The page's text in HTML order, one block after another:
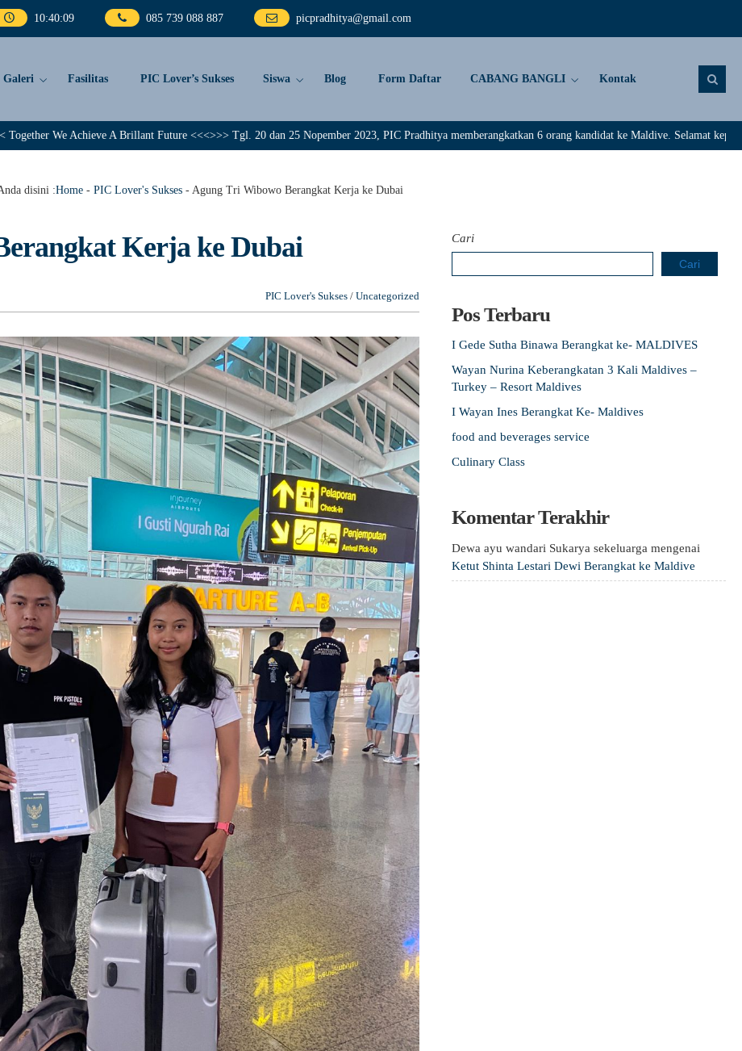
10:40:10 085 739 088 887 picpradhitya@gmail.com
Galeri Fasilitas PIC Lover’s Sukses Siswa Blog Form Daftar CABANG BANGLI Kontak
A Brillant Future <<<>>> Tgl. 20 dan 25 Nopember 2023, PIC Pradhitya memberangkatkan 6 orang kandidat ke Maldive. Selamat kepada : Rivaldi,
disini :Home - PIC Lover's Sukses - Agung Tri Wibowo Berangkat Kerja ke Dubai
Kerja ke Dubai
PIC Lover's Sukses / Uncategorized
Cari
Cari
Pos Terbaru
I Gede Sutha Binawa Berangkat ke- MALDIVES
Wayan Nurina Keberangkatan 3 Kali Maldives –
Turkey – Resort Maldives
I Wayan Ines Berangkat Ke- Maldives
food and beverages service
Culinary Class
Komentar Terakhir
Dewa ayu wandari Sukarya sekeluarga mengenai
Ketut Shinta Lestari Dewi Berangkat ke Maldive